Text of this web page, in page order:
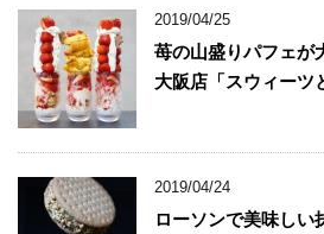
2019/04/25
苺の山盛りパフェが
大阪店「スウィーツ
2019/04/24
ローソンで美味しい